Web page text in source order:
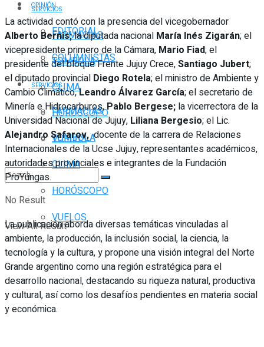
SERVICIOS
FARMACIAS
TOMBOLA
CLIMA
HORÓSCOPO
VUELOS
No Result
View All Result
OPINIÓN
EDITORIAL
COLUMNISTAS
SERVICIOS
FARMACIAS
TOMBOLA
CLIMA
HORÓSCOPO
VUELOS
La actividad contó con la presencia del vicegobernador
Alberto Bernis;la diputada nacional María Inés Zigarán; el
vicepresidente primero de la Cámara, Mario Fiad; el
presidente del bloque Frente Jujuy Crece,Santiago Jubert;
el diputado provincial Diego Rotela; el ministro de Ambiente y
Cambio Climático,Leandro Álvarez García; el secretario de
Minería e Hidrocarburos,Pablo Bergese; la vicerrectora de la
Universidad Nacional de Jujuy, Liliana Bergesio; el Lic.
Alejandro Safarov,docente de la carrera de Relaciones
Internacionales de la Ucse Jujuy, representantes académicos,
autoridades provinciales e integrantes de la Fundación
ProYungas.
La publicación aborda diversas temáticas vinculadas al
ambiente, la producción, la inclusión social, la ciencia, la
tecnología y la cultura, y propone una visión integral del Norte
Grande argentino como una región estratégica para el
desarrollo nacional, destacando su riqueza natural, productiva
y cultural, así como los desafíos pendientes en materia social
y económica.